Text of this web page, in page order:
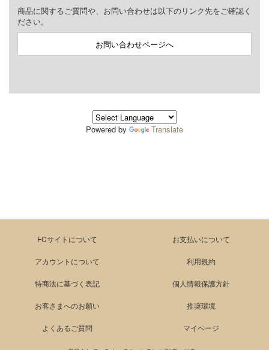
商品に関するご質問や、お問い合わせは以下のリンク先をご確認く
ださい。
お問い合わせページへ
Powered by Translate
FCサイトについて お支払いについて
アカウントについて 利用規約
特商法に基づく表記 個人情報保護方針
お客さまへのお願い 推奨環境
よくあるご質問 マイページ